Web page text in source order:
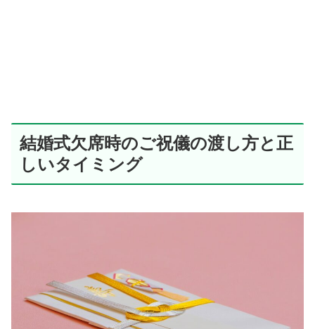
結婚式欠席時のご祝儀の渡し方と正
しいタイミング